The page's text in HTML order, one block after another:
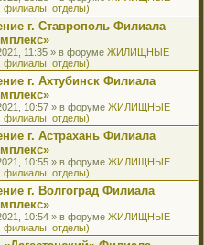
отделы)
г. Ставрополь Филиала
11:35 » в форуме ЖИЛИЩНЫЕ
отделы)
г. Ахтубинск Филиала
10:57 » в форуме ЖИЛИЩНЫЕ
отделы)
г. Астрахань Филиала
10:55 » в форуме ЖИЛИЩНЫЕ
отделы)
г. Волгоград Филиала
10:54 » в форуме ЖИЛИЩНЫЕ
отделы)